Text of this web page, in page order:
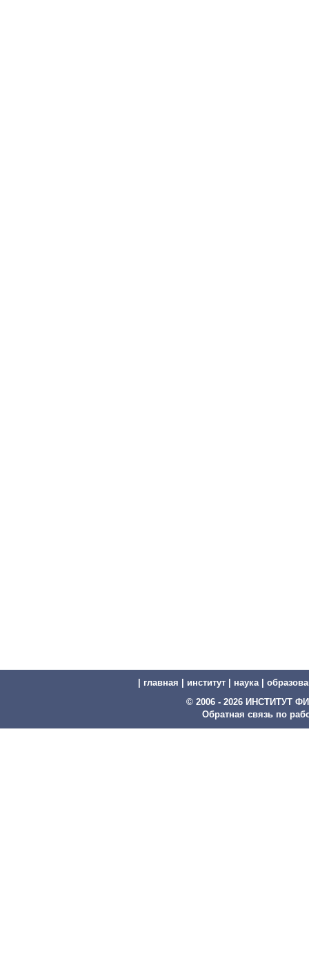
главная институт наука|
© 2006 - 2026 ИНСТИТУТ
Обратная связь по